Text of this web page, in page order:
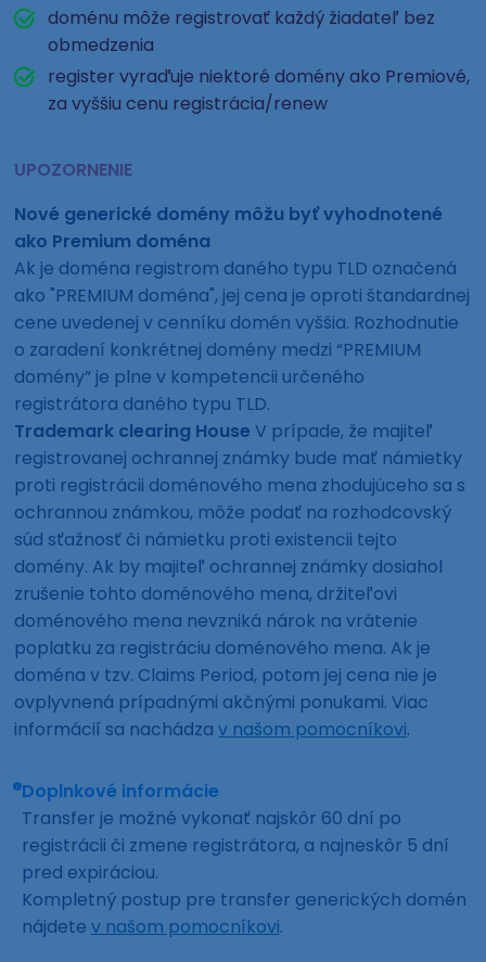
doménu môže registrovať každý žiadateľ bez
obmedzenia
register vyraďuje niektoré domény ako Premiové,
za vyššiu cenu registrácia/renew
UPOZORNENIE
Nové generické domény môžu byť vyhodnotené
ako Premium doména
Ak je doména registrom daného typu TLD označená
ako "PREMIUM doména", jej cena je oproti štandardnej
cene uvedenej v cenníku domén vyššia. Rozhodnutie
o zaradení konkrétnej domény medzi “PREMIUM
domény” je plne v kompetencii určeného
registrátora daného typu TLD.
Trademark clearing House V prípade, že majiteľ
registrovanej ochrannej známky bude mať námietky
proti registrácii doménového mena zhodujúceho sa s
ochrannou známkou, môže podať na rozhodcovský
súd sťažnosť či námietku proti existencii tejto
domény. Ak by majiteľ ochrannej známky dosiahol
zrušenie tohto doménového mena, držiteľovi
doménového mena nevzniká nárok na vrátenie
poplatku za registráciu doménového mena. Ak je
doména v tzv. Claims Period, potom jej cena nie je
ovplyvnená prípadnými akčnými ponukami. Viac
informácií sa nachádzav našom pomocníkovi.
Doplnkové informácie
Transfer je možné vykonať najskôr 60 dní po
registrácii či zmene registrátora, a najneskôr 5 dní
pred expiráciou.
Kompletný postup pre transfer generických domén
nájdete v našom pomocníkovi.